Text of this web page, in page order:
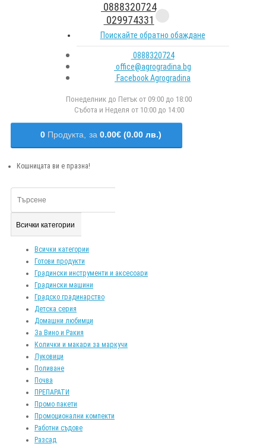
0888320724
029974331
Поискайте обратно обаждане
0888320724
office@agrogradina.bg
Facebook Agrogradina
Понеделник до Петък от 09:00 до 18:00
Събота и Неделя от 10:00 до 14:00
0 Продукта, за 0.00€ (0.00 лв.)
Кошницата ви е празна!
Всички категории
Всички категории
Готови продукти
Градински инструменти и аксесоари
Градински машини
Градско градинарство
Детска серия
Домашни любимци
За Вино и Ракия
Колички и макари за маркучи
Луковици
Поливане
Почва
ПРЕПАРАТИ
Промо пакети
Промоционални компекти
Работни съдове
Разсад